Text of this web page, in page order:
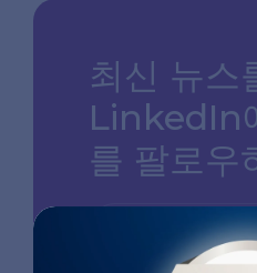
최신 뉴스
LinkedIn
를 팔로우
LINKEDIN 페이